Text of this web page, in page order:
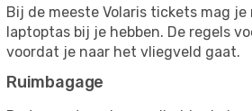
Bij de meeste Volaris tickets mag
laptoptas bij je hebben. De regels
voordat je naar het vliegveld gaat.
Ruimbagage